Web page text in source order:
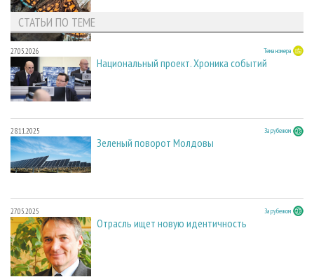
СТАТЬИ ПО ТЕМЕ
27.05.2026 Тема номера
Национальный проект. Хроника событий
28.11.2025 За рубежом
Зеленый поворот Молдовы
27.05.2025 За рубежом
Отрасль ищет новую идентичность